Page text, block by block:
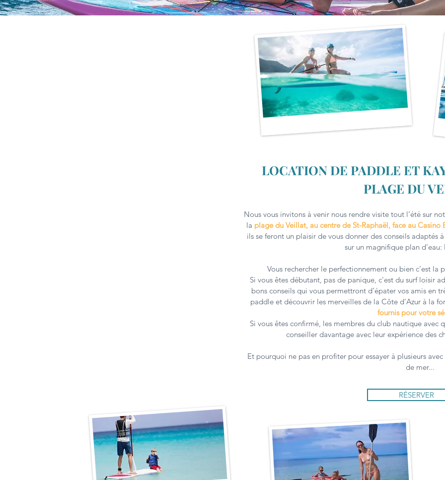
LOCATION DE PADDLE ET
PLAGE DU
Nous vous invitons à venir nous rendre visite tout l’été sur
la plage du Veillat, au centre de St-Raphaël, face au Casino
ils se feront un plaisir de vous donner des conseils adaptés
sur un magnifique plan d'eau:
Vous rechercher le perfectionnement ou bien c’est la
Si vous êtes débutant, pas de panique, c'est du surf loisir
bons conseils qui vous permettront d’épater vos amis en
paddle et découvrir les merveilles de la Côte d'Azur à la
fournis pour votre
Si vous êtes confirmé, les membres du club nautique
conseiller davantage avec leur expérience des
Et pourquoi ne pas en profiter pour essayer à plusieurs
de mer...
RÉSERVER